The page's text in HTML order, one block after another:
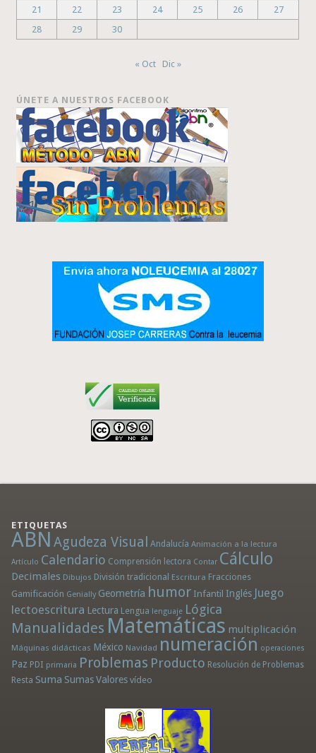
21
22 23 24 25 26
27
28
29 30
« Oct Dic »
ÚNETE A NUESTROS FACEBOOK
ETIQUETAS
ABN Agudeza Visual Andalucía Animación a la lectura
Artículo Calendario Comprensión lectora Contar Cálculo
Decimales Dibujos División tradicional Escritura Fracciones
Gamificación Genially Geometría humor Infantil Inglés Juego
lectoescritura Lectura Lengua lenguaje Lógica
Manualidades Matemáticas multiplicación
Máquinas didácticas México Navidad numeración operaciones
Paz PDI primaria Problemas Producto Resolución de Problemas
Resta Suma Sumas Valores vídeo